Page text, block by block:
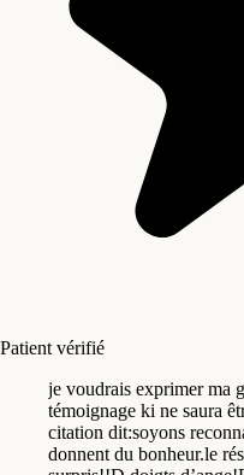
Patient vérifié
je voudrais exprimer ma
témoignage ki ne saura
citation dit:soyons
donnent du bonheur.le